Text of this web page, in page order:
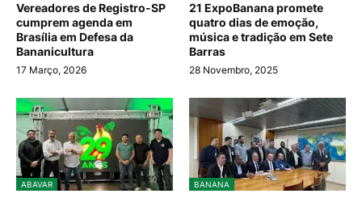
Vereadores de Registro-SP
cumprem agenda em
Brasília em Defesa da
Bananicultura
17 Março, 2026
21 ExpoBanana promete
quatro dias de emoção,
música e tradição em Sete
Barras
28 Novembro, 2025
ABAVAR BANANA